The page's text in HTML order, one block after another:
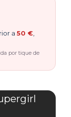
a 50 €
por tique de